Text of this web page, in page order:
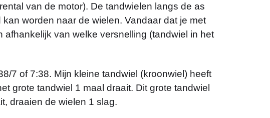
van de motor). De tandwielen langs de as
worden naar de wielen. Vandaar dat je met
van welke versnelling (tandwiel in het
7 of 7:38. Mijn kleine tandwiel (kroonwiel) heeft
grote tandwiel 1 maal draait. Dit grote tandwiel
draaien de wielen 1 slag.